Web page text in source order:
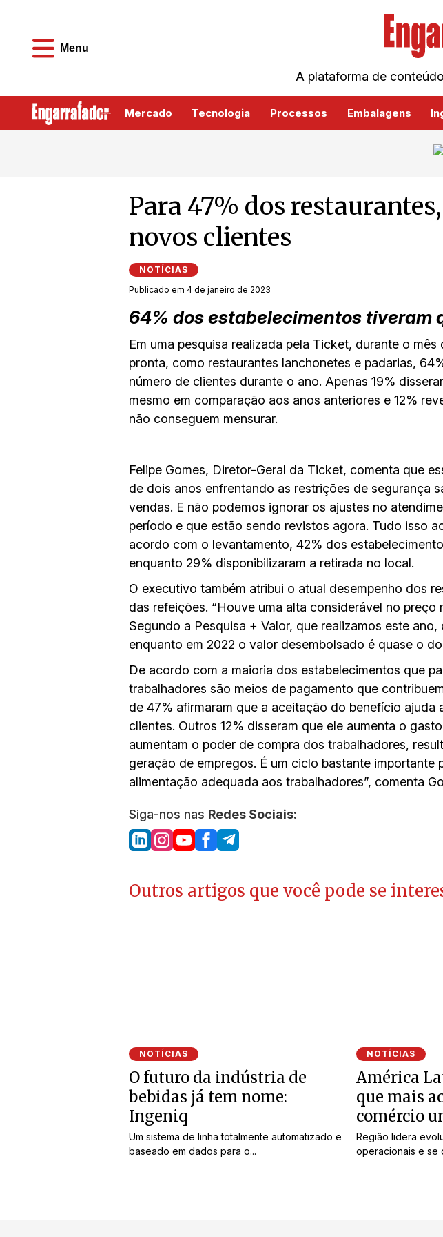
Menu
A plataforma de
Mercado Tecnologia Processos Embalagens
Para 47% dos
novos clientes
NOTÍCIAS
Publicado em 4 de janeiro de 2023
64% dos estabelecimentos tiveram
Em uma pesquisa realizada pela Ticket, durante o
pronta, como restaurantes lanchonetes e padarias,
número de clientes durante o ano. Apenas 19%
mesmo em comparação aos anos anteriores e 12%
não conseguem mensurar.
Felipe Gomes, Diretor-Geral da Ticket, comenta que
de dois anos enfrentando as restrições de segurança
vendas. E não podemos ignorar os ajustes no
período e que estão sendo revistos agora. Tudo isso
acordo com o levantamento, 42% dos
enquanto 29% disponibilizaram a retirada no local.
O executivo também atribui o atual desempenho dos
das refeições. “Houve uma alta considerável no
Segundo a Pesquisa + Valor, que realizamos este
enquanto em 2022 o valor desembolsado é quase o
De acordo com a maioria dos estabelecimentos que
trabalhadores são meios de pagamento que
de 47% afirmaram que a aceitação do benefício
clientes. Outros 12% disseram que ele aumenta o
aumentam o poder de compra dos trabalhadores,
geração de empregos. É um ciclo bastante
alimentação adequada aos trabalhadores”, comenta
Siga-nos nas Redes Sociais:
Outros artigos que você pode se
NOTÍCIAS
O futuro da indústria de
bebidas já tem nome:
Ingeniq
Um sistema de linha totalmente automatizado e
baseado em dados para o...
NOTÍCIAS
América
que mais
comércio
Região lidera
operacionais e se